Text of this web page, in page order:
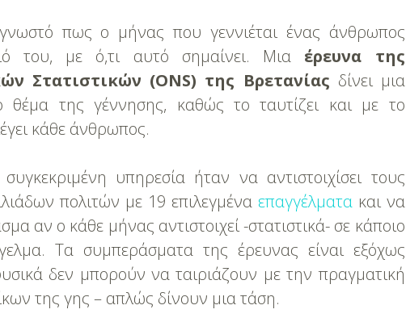
πως ο μήνας που γεννιέται ένας άνθρωπος
του, με ό,τι αυτό σημαίνει. Μια έρευνα της
Στατιστικών (ONS) της Βρετανίας δίνει μια
θέμα της γέννησης, καθώς το ταυτίζει και με το
κάθε άνθρωπος.
υπηρεσία ήταν να αντιστοιχίσει τους
πολιτών με 19 επιλεγμένα επαγγέλματακαι να
αν ο κάθε μήνας αντιστοιχεί -στατιστικά- σε κάποιο
Τα συμπεράσματα της έρευνας είναι εξόχως
δεν μπορούν να ταιριάζουν με την πραγματική
της γης – απλώς δίνουν μια τάση.